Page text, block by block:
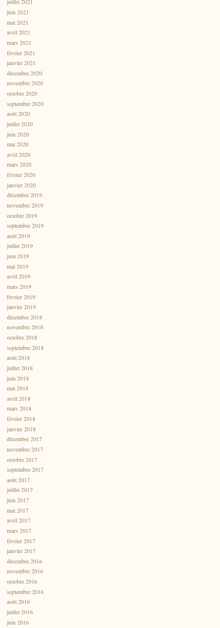
juillet 2021
juin 2021
mai 2021
avril 2021
mars 2021
février 2021
janvier 2021
décembre 2020
novembre 2020
octobre 2020
septembre 2020
août 2020
juillet 2020
juin 2020
mai 2020
avril 2020
mars 2020
février 2020
janvier 2020
décembre 2019
novembre 2019
octobre 2019
septembre 2019
août 2019
juillet 2019
juin 2019
mai 2019
avril 2019
mars 2019
février 2019
janvier 2019
décembre 2018
novembre 2018
octobre 2018
septembre 2018
août 2018
juillet 2018
juin 2018
mai 2018
avril 2018
mars 2018
février 2018
janvier 2018
décembre 2017
novembre 2017
octobre 2017
septembre 2017
août 2017
juillet 2017
juin 2017
mai 2017
avril 2017
mars 2017
février 2017
janvier 2017
décembre 2016
novembre 2016
octobre 2016
septembre 2016
août 2016
juillet 2016
juin 2016